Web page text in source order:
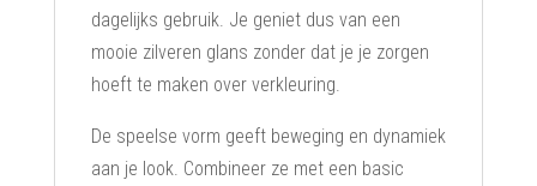
dagelijks gebruik. Je geniet dus van een
mooie zilveren glans zonder dat je je zorgen
hoeft te maken over verkleuring.
De speelse vorm geeft beweging en dynamiek
aan je look. Combineer ze met een basic